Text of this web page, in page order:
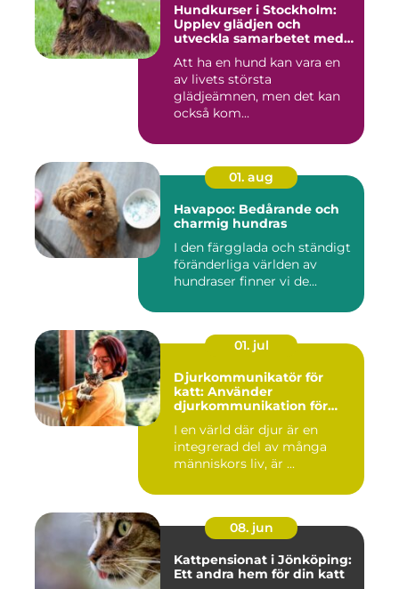
Hundkurser i Stockholm:
Upplev glädjen och
utveckla samarbetet med
Att ha en hund kan vara en
av livets största
glädjeämnen, men det kan
också kom...
01. aug
Havapoo: Bedårande och
charmig hundras
I den färgglada och ständigt
föränderliga världen av
hundraser finner vi de...
01. jul
Djurkommunikatör för
katt: Använder
djurkommunikation för
I en värld där djur är en
integrerad del av många
människors liv, är ...
08. jun
Kattpensionat i Jönköping:
Ett andra hem för din katt